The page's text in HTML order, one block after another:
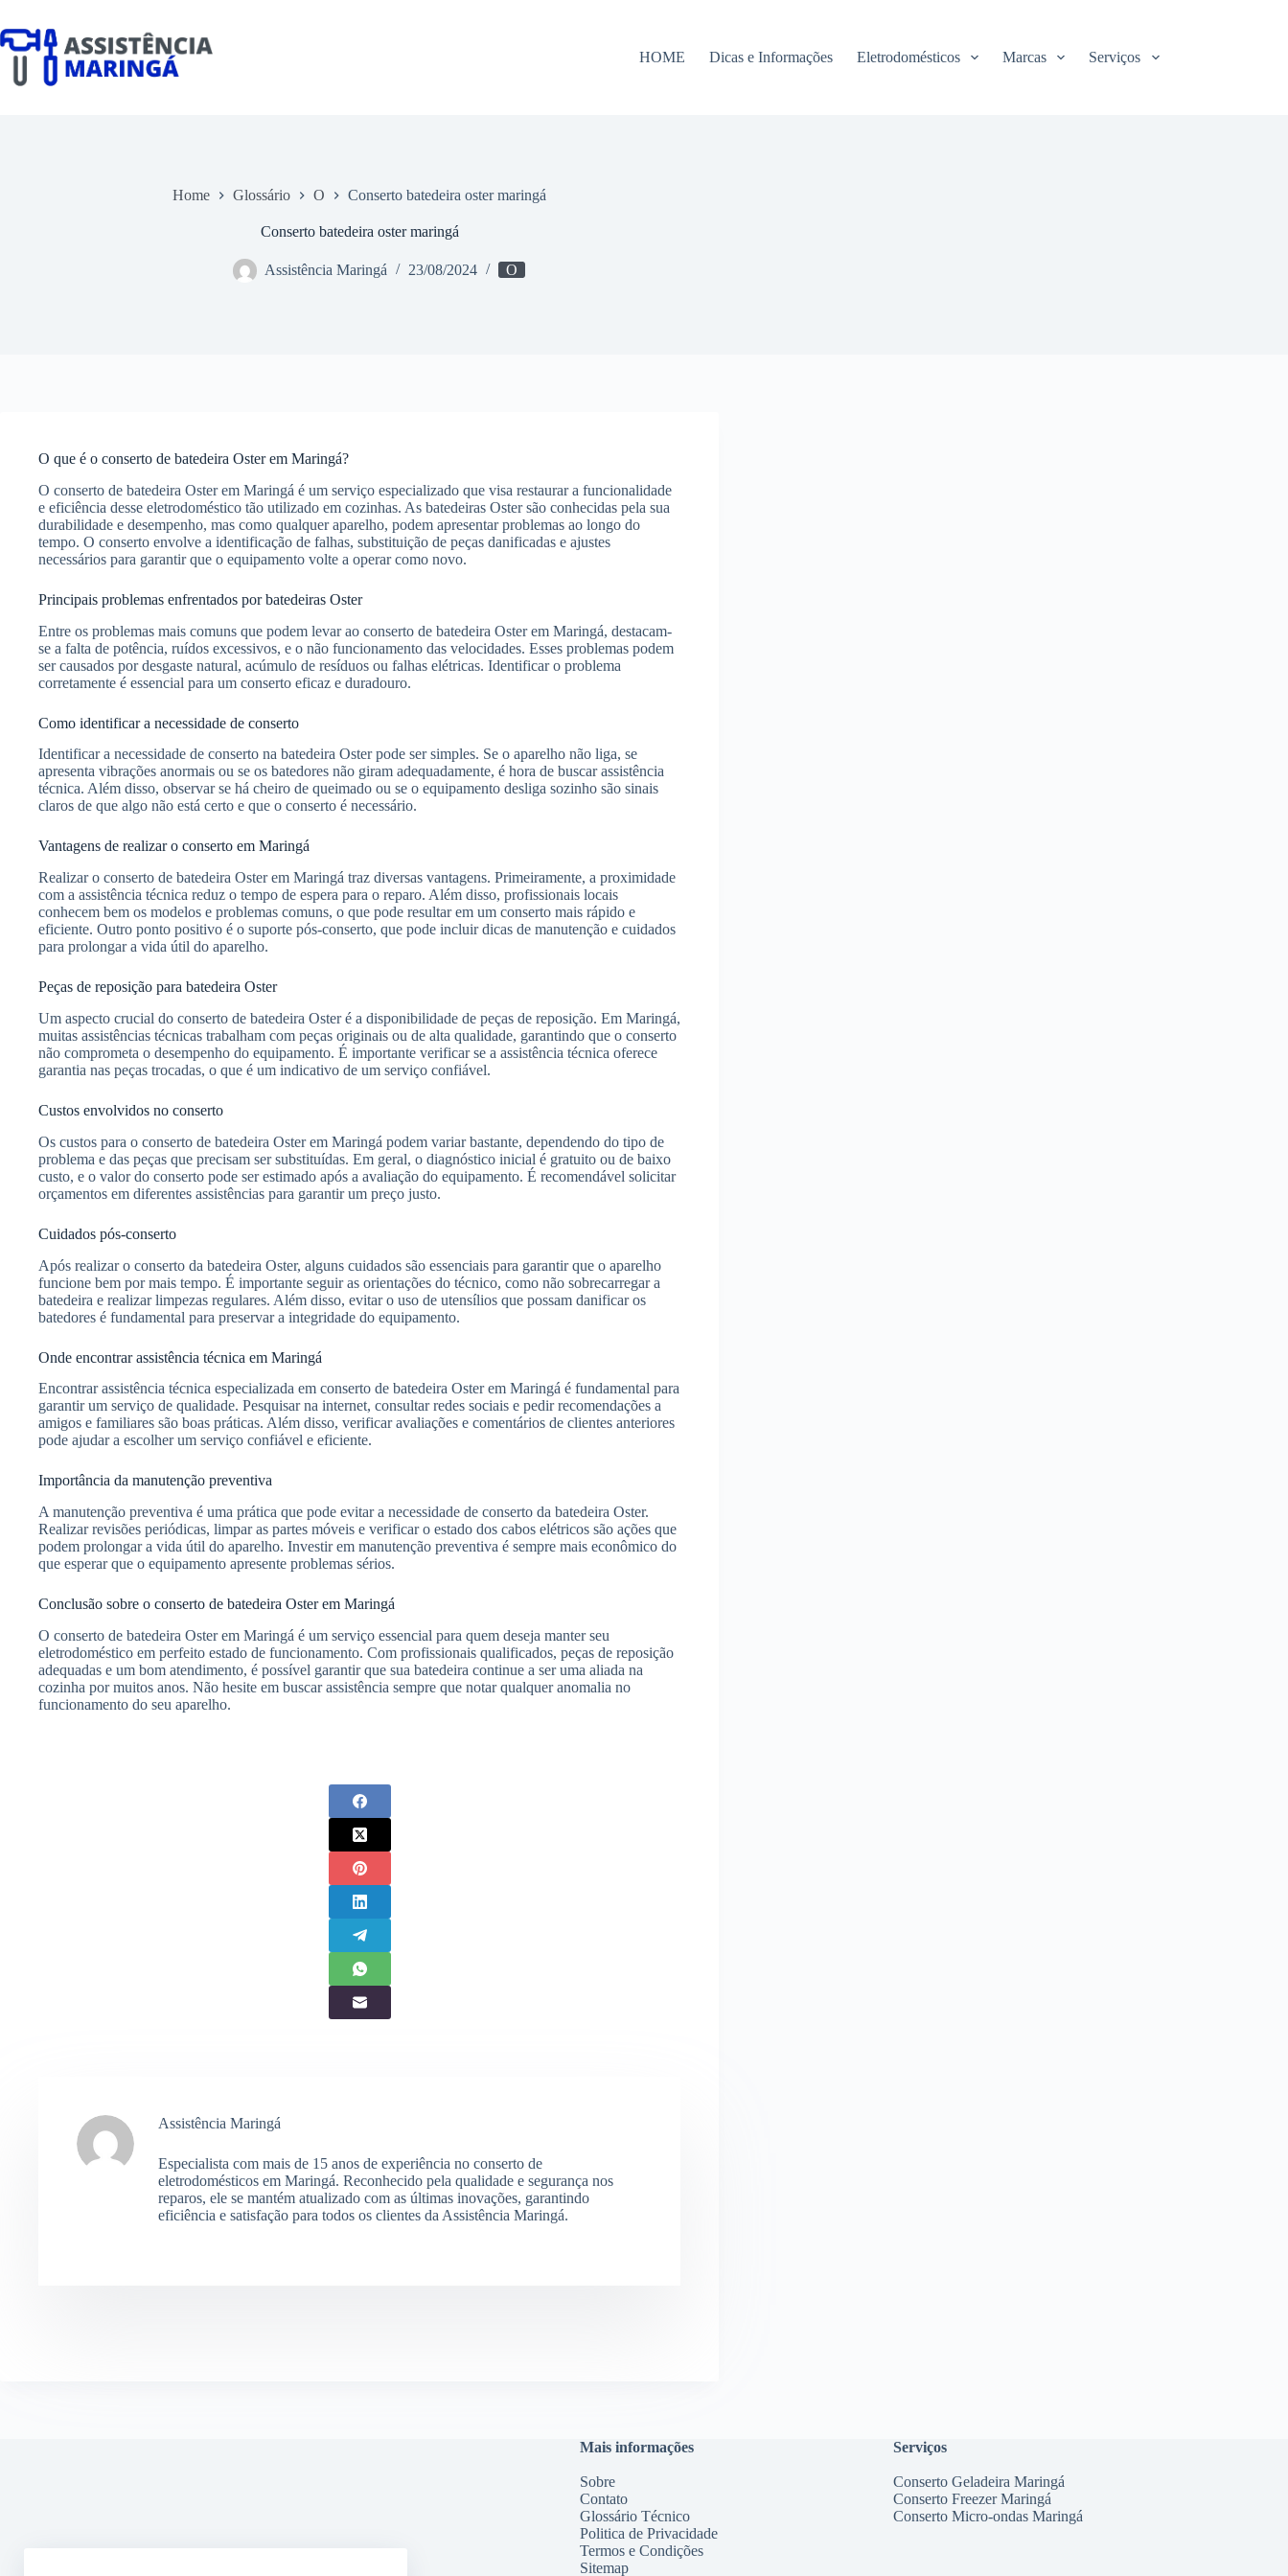
o
conteúdo
HOME Dicas e Informações Eletrodomésticos Marcas Serviços
Home Glossário O Conserto batedeira oster maringá
Conserto batedeira oster maringá
Assistência Maringá 23/08/2024 O
O que é o conserto de batedeira Oster em Maringá?
O conserto de batedeira Oster em Maringá é um serviço especializado que visa restaurar a funcionalidade
e eficiência desse eletrodoméstico tão utilizado em cozinhas. As batedeiras Oster são conhecidas pela sua
durabilidade e desempenho, mas como qualquer aparelho, podem apresentar problemas ao longo do
tempo. O conserto envolve a identificação de falhas, substituição de peças danificadas e ajustes
necessários para garantir que o equipamento volte a operar como novo.
Principais problemas enfrentados por batedeiras Oster
Entre os problemas mais comuns que podem levar ao conserto de batedeira Oster em Maringá, destacam-
se a falta de potência, ruídos excessivos, e o não funcionamento das velocidades. Esses problemas podem
ser causados por desgaste natural, acúmulo de resíduos ou falhas elétricas. Identificar o problema
corretamente é essencial para um conserto eficaz e duradouro.
Como identificar a necessidade de conserto
Identificar a necessidade de conserto na batedeira Oster pode ser simples. Se o aparelho não liga, se
apresenta vibrações anormais ou se os batedores não giram adequadamente, é hora de buscar assistência
técnica. Além disso, observar se há cheiro de queimado ou se o equipamento desliga sozinho são sinais
claros de que algo não está certo e que o conserto é necessário.
Vantagens de realizar o conserto em Maringá
Realizar o conserto de batedeira Oster em Maringá traz diversas vantagens. Primeiramente, a proximidade
com a assistência técnica reduz o tempo de espera para o reparo. Além disso, profissionais locais
conhecem bem os modelos e problemas comuns, o que pode resultar em um conserto mais rápido e
eficiente. Outro ponto positivo é o suporte pós-conserto, que pode incluir dicas de manutenção e cuidados
para prolongar a vida útil do aparelho.
Peças de reposição para batedeira Oster
Um aspecto crucial do conserto de batedeira Oster é a disponibilidade de peças de reposição. Em Maringá,
muitas assistências técnicas trabalham com peças originais ou de alta qualidade, garantindo que o conserto
não comprometa o desempenho do equipamento. É importante verificar se a assistência técnica oferece
garantia nas peças trocadas, o que é um indicativo de um serviço confiável.
Custos envolvidos no conserto
Os custos para o conserto de batedeira Oster em Maringá podem variar bastante, dependendo do tipo de
problema e das peças que precisam ser substituídas. Em geral, o diagnóstico inicial é gratuito ou de baixo
custo, e o valor do conserto pode ser estimado após a avaliação do equipamento. É recomendável solicitar
orçamentos em diferentes assistências para garantir um preço justo.
Cuidados pós-conserto
Após realizar o conserto da batedeira Oster, alguns cuidados são essenciais para garantir que o aparelho
funcione bem por mais tempo. É importante seguir as orientações do técnico, como não sobrecarregar a
batedeira e realizar limpezas regulares. Além disso, evitar o uso de utensílios que possam danificar os
batedores é fundamental para preservar a integridade do equipamento.
Onde encontrar assistência técnica em Maringá
Encontrar assistência técnica especializada em conserto de batedeira Oster em Maringá é fundamental para
garantir um serviço de qualidade. Pesquisar na internet, consultar redes sociais e pedir recomendações a
amigos e familiares são boas práticas. Além disso, verificar avaliações e comentários de clientes anteriores
pode ajudar a escolher um serviço confiável e eficiente.
Importância da manutenção preventiva
A manutenção preventiva é uma prática que pode evitar a necessidade de conserto da batedeira Oster.
Realizar revisões periódicas, limpar as partes móveis e verificar o estado dos cabos elétricos são ações que
podem prolongar a vida útil do aparelho. Investir em manutenção preventiva é sempre mais econômico do
que esperar que o equipamento apresente problemas sérios.
Conclusão sobre o conserto de batedeira Oster em Maringá
O conserto de batedeira Oster em Maringá é um serviço essencial para quem deseja manter seu
eletrodoméstico em perfeito estado de funcionamento. Com profissionais qualificados, peças de reposição
adequadas e um bom atendimento, é possível garantir que sua batedeira continue a ser uma aliada na
cozinha por muitos anos. Não hesite em buscar assistência sempre que notar qualquer anomalia no
funcionamento do seu aparelho.
Assistência Maringá
Especialista com mais de 15 anos de experiência no conserto de
eletrodomésticos em Maringá. Reconhecido pela qualidade e segurança nos
reparos, ele se mantém atualizado com as últimas inovações, garantindo
eficiência e satisfação para todos os clientes da Assistência Maringá.
Mais informações
Sobre
Contato
Glossário Técnico
Politica de Privacidade
Termos e Condições
Sitemap
Serviços
Conserto Geladeira Maringá
Conserto Freezer Maringá
Conserto Micro-ondas Maringá